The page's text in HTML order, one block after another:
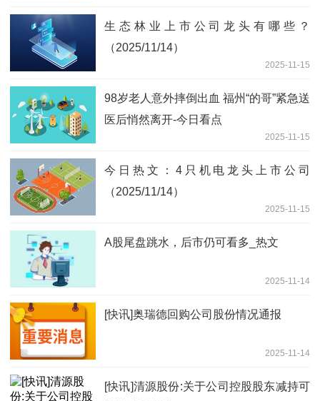
生态林业上市公司龙头有哪些？
（2025/11/14）
2025-11-15
98岁老人意外摔倒出血 福州“的哥”紧急送
医后悄然离开-今日看点
2025-11-15
今日热文：4只机电龙头上市公司
（2025/11/14）
2025-11-15
A股尾盘跳水，后市仍可看多_热文
2025-11-14
[快讯]奥瑞德回购公司股份情况通报
2025-11-14
[快讯]清源股份:关于公司控股股东减持可